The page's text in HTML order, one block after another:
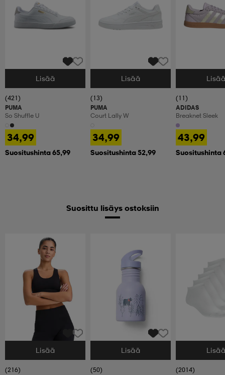
Valitse Koko
Lisää
(421)
PUMA
So Shuffle U
34,99
Suositushinta 65,99
Valitse Koko
Lisää
(13)
PUMA
Court Lally W
34,99
Suositushinta 52,99
Valitse Koko
(11)
ADIDAS
Breaknet Sleek
43,99
Suositushinta
Suosittu lisäys ostoksiin
Valitse Koko
Lisää
(216)
Valitse Koko
Lisää
(50)
Valitse Koko
(2014)